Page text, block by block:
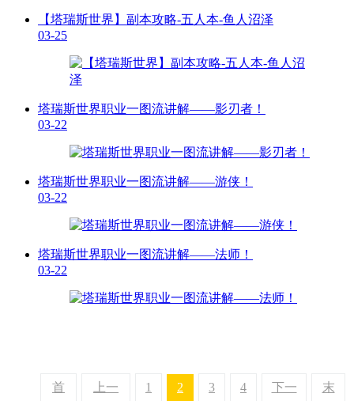
【塔瑞斯世界】副本攻略-五人本-鱼人沼泽
03-25
塔瑞斯世界职业一图流讲解——影刃者！
03-22
塔瑞斯世界职业一图流讲解——游侠！
03-22
塔瑞斯世界职业一图流讲解——法师！
03-22
首 上一 1 2 3 4 下一 末